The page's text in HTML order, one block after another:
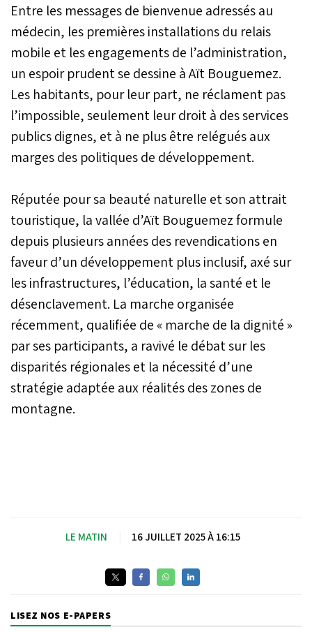
Entre les messages de bienvenue adressés au
médecin, les premières installations du relais
mobile et les engagements de l’administration,
un espoir prudent se dessine à Aït Bouguemez.
Les habitants, pour leur part, ne réclament pas
l’impossible, seulement leur droit à des services
publics dignes, et à ne plus être relégués aux
marges des politiques de développement.
Réputée pour sa beauté naturelle et son attrait
touristique, la vallée d’Aït Bouguemez formule
depuis plusieurs années des revendications en
faveur d’un développement plus inclusif, axé sur
les infrastructures, l’éducation, la santé et le
désenclavement. La marche organisée
récemment, qualifiée de « marche de la dignité »
par ses participants, a ravivé le débat sur les
disparités régionales et la nécessité d’une
stratégie adaptée aux réalités des zones de
montagne.
LE MATIN 16 JUILLET 2025 À 16:15
LISEZ NOS E-PAPERS